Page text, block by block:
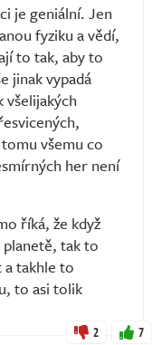
je geniální. Jen
fyziku a vědí,
to tak, aby to
jinak vypadá
všelijakých
všemu co
her není
říká, že když
tak to
a takhle to
to asi tolik
2 7